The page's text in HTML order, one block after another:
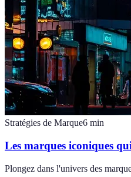
Stratégies de Marque6 min
Les marques iconiques
Plongez dans l'univers des